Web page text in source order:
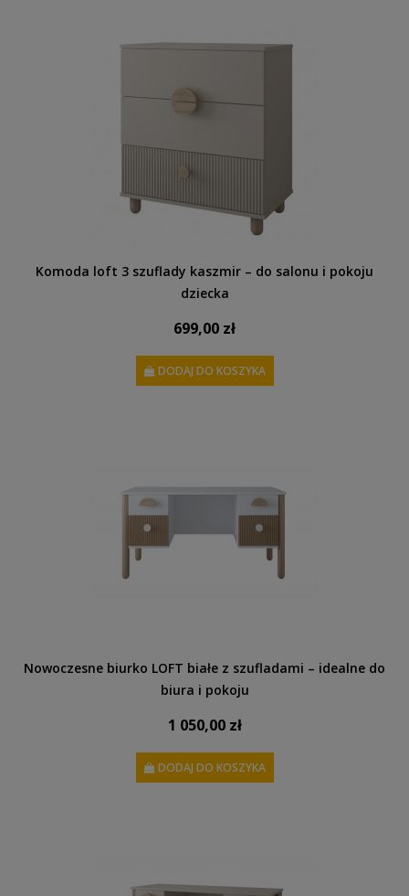
Komoda loft 3 szuflady kaszmir – do salonu i pokoju
dziecka
699,00 zł
DODAJ DO KOSZYKA
Nowoczesne biurko LOFT białe z szufladami – idealne do
biura i pokoju
1 050,00 zł
DODAJ DO KOSZYKA